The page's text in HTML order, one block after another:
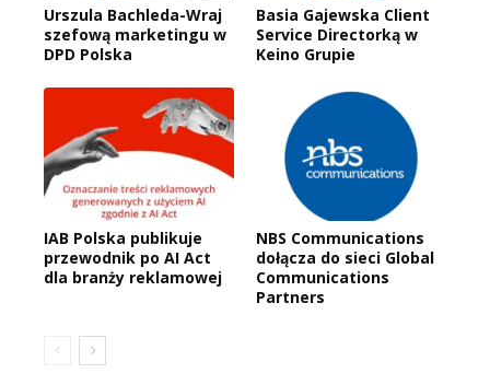
Urszula Bachleda-Wraj
szefową marketingu w
DPD Polska
Basia Gajewska Client
Service Directorką w
Keino Grupie
IAB Polska publikuje
przewodnik po AI Act
dla branży reklamowej
NBS Communications
dołącza do sieci Global
Communications
Partners